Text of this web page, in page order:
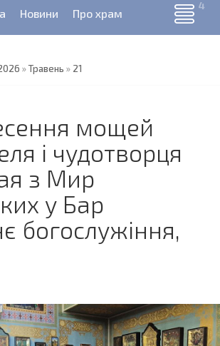
Новини Про храм
»Травень » 21
мощей
і чудотворця
з Мир
у Бар
богослужіння,